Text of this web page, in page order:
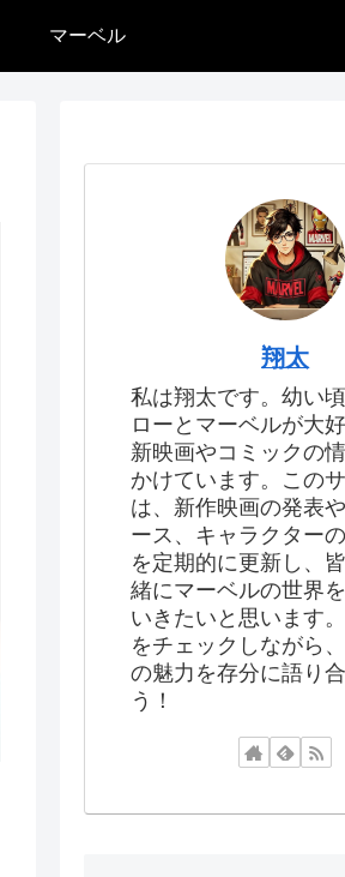
マーベル
翔太
私は翔太です。幼い
ローとマーベルが大
新映画やコミックの
かけています。この
は、新作映画の発表
ース、キャラクター
を定期的に更新し、
緒にマーベルの世界
いきたいと思います
をチェックしながら
の魅力を存分に語り
う！